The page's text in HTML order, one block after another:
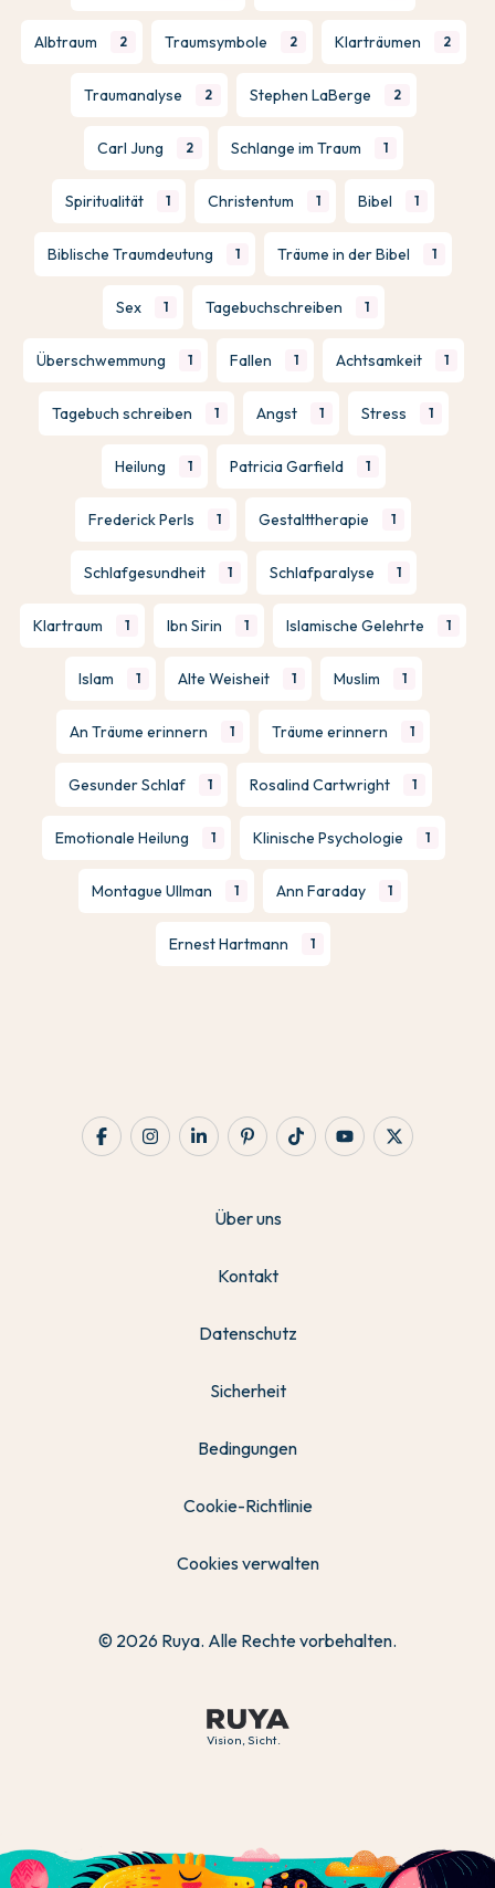
Albtraum 2 Traumsymbole 2 Klarträumen 2
Traumanalyse 2 Stephen LaBerge 2
Carl Jung 2 Schlange im Traum 1
Spiritualität 1 Christentum 1 Bibel 1
Biblische Traumdeutung 1 Träume in der Bibel 1
Sex 1 Tagebuchschreiben 1
Überschwemmung 1 Fallen 1 Achtsamkeit 1
Tagebuch schreiben 1 Angst 1 Stress 1
Heilung 1 Patricia Garfield 1
Frederick Perls 1 Gestalttherapie 1
Schlafgesundheit 1 Schlafparalyse 1
Klartraum 1 Ibn Sirin 1 Islamische Gelehrte 1
Islam 1 Alte Weisheit 1 Muslim 1
An Träume erinnern 1 Träume erinnern 1
Gesunder Schlaf 1 Rosalind Cartwright 1
Emotionale Heilung 1 Klinische Psychologie 1
Montague Ullman 1 Ann Faraday 1
Ernest Hartmann 1
Vision, Sicht.
Über uns
Kontakt
Datenschutz
Sicherheit
Bedingungen
Cookie-Richtlinie
Cookies verwalten
© 2026 Ruya. Alle Rechte vorbehalten.